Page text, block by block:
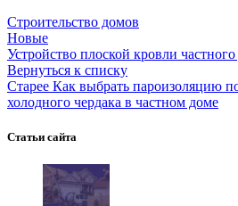
Строительство домов
Новые
Устройство плоской кровли
Вернуться к списку
Старее Как выбрать пароизоляцию
холодного чердака в частном доме
Статьи сайта